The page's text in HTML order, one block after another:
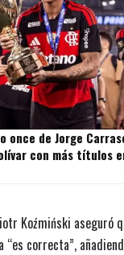
once de Jorge
con más títulos
Koźmiński aseguró
“es correcta”,